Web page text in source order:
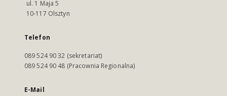
ul. 1 Maja 5
10-117 Olsztyn
Telefon
089 524 90 32 (sekretariat)
089 524 90 48 (Pracownia Regionalna)
E-Mail